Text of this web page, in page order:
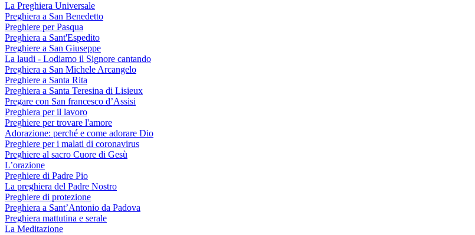
La Preghiera Universale
Preghiera a San Benedetto
Preghiere per Pasqua
Preghiera a Sant'Espedito
Preghiere a San Giuseppe
La laudi - Lodiamo il Signore cantando
Preghiera a San Michele Arcangelo
Preghiere a Santa Rita
Preghiera a Santa Teresina di Lisieux
Pregare con San francesco d’Assisi
Preghiera per il lavoro
Preghiere per trovare l'amore
Adorazione: perché e come adorare Dio
Preghiere per i malati di coronavirus
Preghiere al sacro Cuore di Gesù
L’orazione
Preghiere di Padre Pio
La preghiera del Padre Nostro
Preghiere di protezione
Preghiera a Sant’Antonio da Padova
Preghiera mattutina e serale
La Meditazione